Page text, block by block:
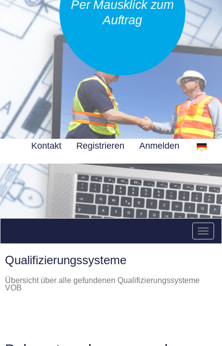
Per Mausklick zum
Auftrag
Kontakt Registrieren Anmelden
Qualifizierungssysteme
Übersicht über alle gefundenen Qualifizierungssysteme
VOB